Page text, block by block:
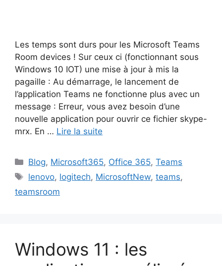
Les temps sont durs pour les Microsoft Teams
Room devices ! Sur ceux ci (fonctionnant sous
Windows 10 IOT) une mise à jour à mis la
pagaille : Au démarrage, le lancement de
l’application Teams ne fonctionne plus avec un
message : Erreur, vous avez besoin d’une
nouvelle application pour ouvrir ce fichier skype-
mrx. En … Lire la suite
Catégories
Blog, Microsoft365, Office 365,Teams
Étiquettes
lenovo, logitech, MicrosoftNew,teams,
teamsroom
Windows 11 : les